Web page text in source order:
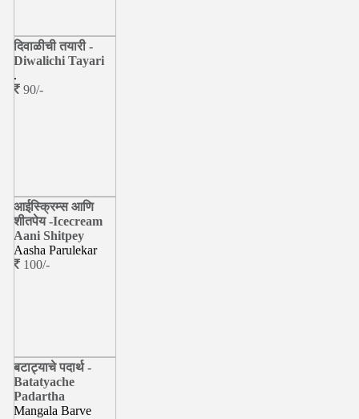
दिवाळीची तयारी -
Diwalichi Tayari
.
90/-
आईस्क्रिम्स आणि
शीतपेय -Icecream
Aani Shitpey
Aasha Parulekar
100/-
बटाट्याचे पदार्थ -
Batatyache
Padartha
Mangala Barve